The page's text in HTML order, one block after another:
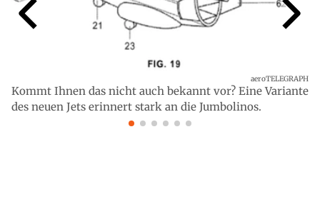
Kommt Ihnen das nicht auch bekannt vor? Eine Variante
des neuen Jets erinnert stark an die Jumbolinos.
aeroTELEGRAPH